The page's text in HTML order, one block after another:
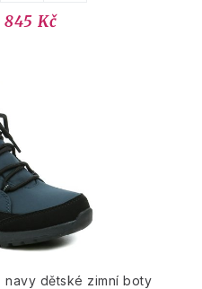
845 Kč
navy dětské zimní boty